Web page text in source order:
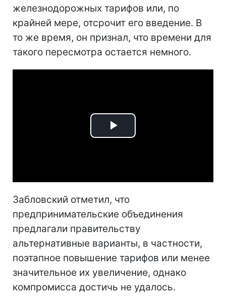
железнодорожных тарифов или, по
крайней мере, отсрочит его введение. В
то же время, он признал, что времени для
такого пересмотра остается немного.
Play
Забловский отметил, что
предпринимательские объединения
предлагали правительству
альтернативные варианты, в частности,
поэтапное повышение тарифов или менее
значительное их увеличение, однако
компромисса достичь не удалось.